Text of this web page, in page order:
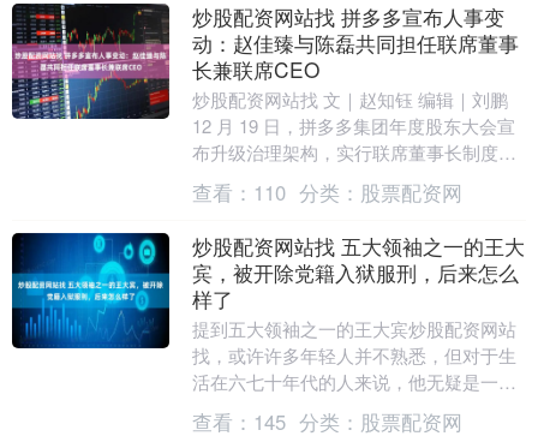
炒股配资网站找 拼多多宣布人事变
动：赵佳臻与陈磊共同担任联席董事
长兼联席CEO
炒股配资网站找 文｜赵知钰 编辑｜刘鹏
12 月 19 日，拼多多集团年度股东大会宣
布升级治理架构，实行联席董事长制度。
经董事会批准，赵佳臻获任联席董事长，
与陈....
查看： 110 分类： 股票配资网
炒股配资网站找 五大领袖之一的王大
宾，被开除党籍入狱服刑，后来怎么
样了
提到五大领袖之一的王大宾炒股配资网站
找，或许许多年轻人并不熟悉，但对于生
活在六七十年代的人来说，他无疑是一位
名人。王大宾出生于1941年，来自四川德
昌县的一个贫....
查看： 145 分类： 股票配资网